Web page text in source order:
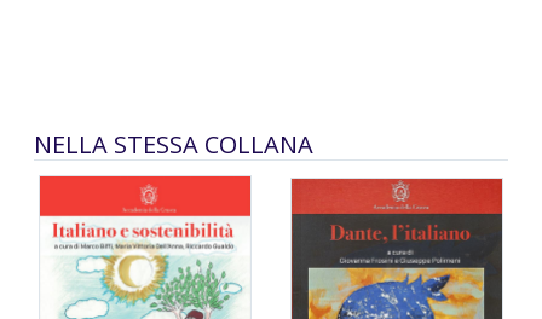
NELLA STESSA COLLANA